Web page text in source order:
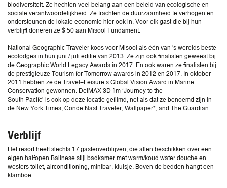
biodiversiteit. Ze hechten veel belang aan een beleid van ecologische en
sociale verantwoordelijkheid. Ze trachten de duurzaamheid te verhogen en
ondersteunen de lokale economie hier ook in. Voor elk gast die bij hun
verblijft doneren ze $ 50 aan Misool Fundament.
National Geographic Traveler koos voor Misool als één van 's werelds beste
ecolodges in hun juni / juli editie van 2013. Ze zijn ook finalisten geweest bij
de Geographic World Legacy Awards in 2017. En ook waren ze finalisten bij
de prestigieuze Tourism for Tomorrow awards in 2012 en 2017. In oktober
2011 hebben ze de Travel+Leisure’s Global Vision Award in Marine
Conservation gewonnen. DeIMAX 3D flm ‘Journey to the
South Pacifc’ is ook op deze locatie gefilmd, net als dat ze benoemd zijn in
de New York Times, Conde Nast Traveler, Wallpaper*, and The Guardian.
Verblijf
Het resort heeft slechts 17 gastenverblijven, die allen beschikken over een
eigen halfopen Balinese stijl badkamer met warm/koud water douche en
westers toilet, airconditioning, minibar, kluisje. Boven de bedden hangt een
klamboe.